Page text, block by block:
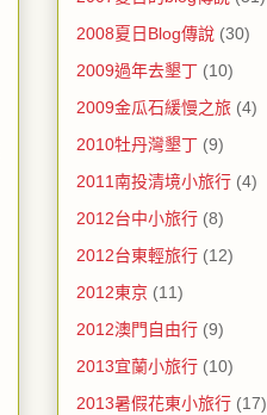
2008夏日Blog傳說 (30)
2009過年去墾丁 (10)
2009金瓜石緩慢之旅 (4)
2010牡丹灣墾丁 (9)
2011南投清境小旅行 (4)
2012台中小旅行 (8)
2012台東輕旅行 (12)
2012東京 (11)
2012澳門自由行 (9)
2013宜蘭小旅行 (10)
2013暑假花東小旅行 (17)